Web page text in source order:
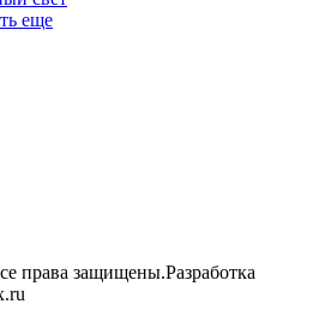
еще
права защищены.Разработка